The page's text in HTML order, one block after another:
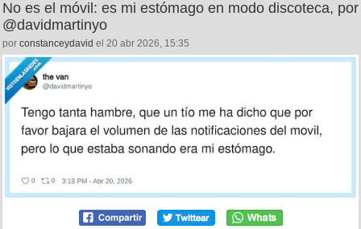
No es el móvil: es mi estómago en modo discoteca, por
@davidmartinyo
por constanceydavid el 20 abr 2026, 15:35